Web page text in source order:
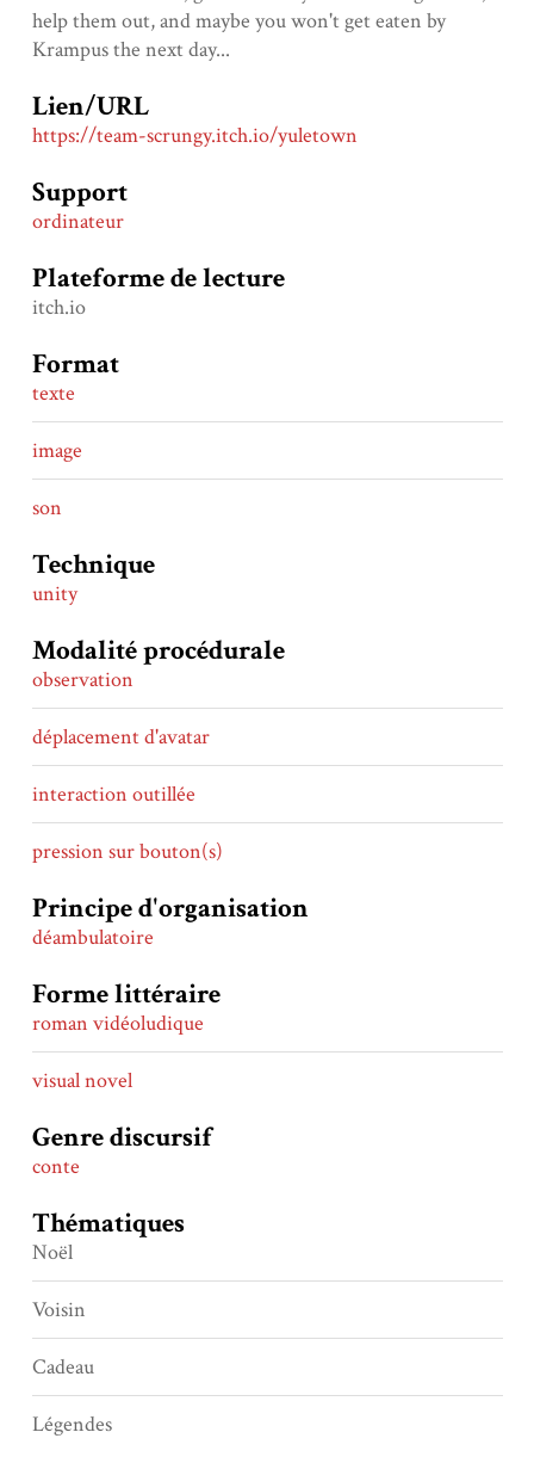
help them out, and maybe you won't get eaten by
Krampus the next day...
Lien/URL
https://team-scrungy.itch.io/yuletown
Support
ordinateur
Plateforme de lecture
itch.io
Format
texte
image
son
Technique
unity
Modalité procédurale
observation
déplacement d'avatar
interaction outillée
pression sur bouton(s)
Principe d'organisation
déambulatoire
Forme littéraire
roman vidéoludique
visual novel
Genre discursif
conte
Thématiques
Noël
Voisin
Cadeau
Légendes